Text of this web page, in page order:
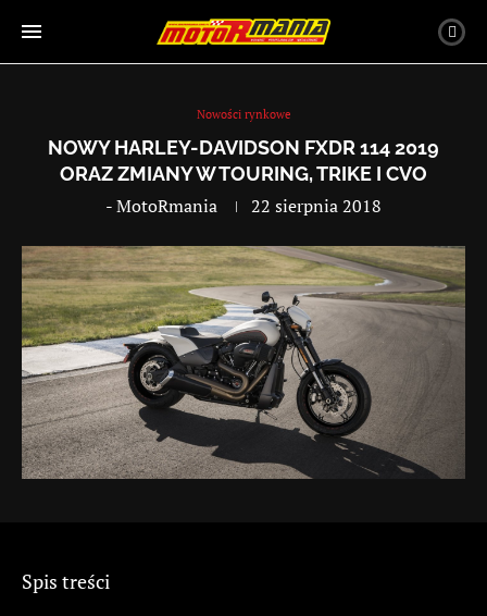
Nowości rynkowe
NOWY HARLEY-DAVIDSON FXDR 114 2019
ORAZ ZMIANY W TOURING, TRIKE I CVO
-MotoRmania 22 sierpnia 2018
Spis treści